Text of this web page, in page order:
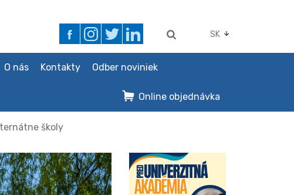
SK
O nás Kontakty Odber noviniek
Online objednávka
školy